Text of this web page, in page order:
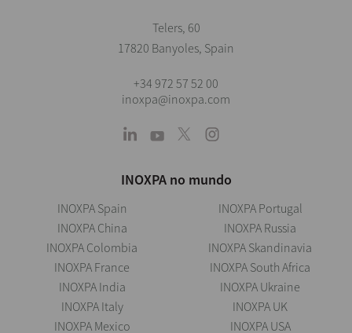
Telers, 60
17820 Banyoles, Spain
+34 972 57 52 00
inoxpa@inoxpa.com
INOXPA no mundo
INOXPA Spain
INOXPA China
INOXPA Colombia
INOXPA France
INOXPA India
INOXPA Italy
INOXPA Mexico
INOXPA Portugal
INOXPA Russia
INOXPA Skandinavia
INOXPA South Africa
INOXPA Ukraine
INOXPA UK
INOXPA USA